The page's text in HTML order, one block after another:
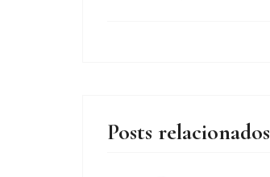
Posts relacionados